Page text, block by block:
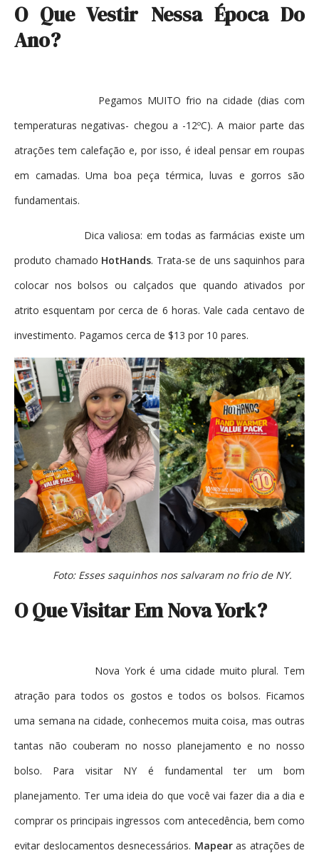
O Que Vestir Nessa Época Do
Ano?
Pegamos MUITO frio na cidade (dias com
temperaturas negativas- chegou a -12ºC). A maior parte das
atrações tem calefação e, por isso, é ideal pensar em roupas
em camadas. Uma boa peça térmica, luvas e gorros são
fundamentais.
Dica valiosa: em todas as farmácias existe um
produto chamado HotHands. Trata-se de uns saquinhos para
colocar nos bolsos ou calçados que quando ativados por
atrito esquentam por cerca de 6 horas. Vale cada centavo de
investimento. Pagamos cerca de $13 por 10 pares.
Foto: Esses saquinhos nos salvaram no frio de NY.
O Que Visitar Em Nova York?
Nova York é uma cidade muito plural. Tem
atração para todos os gostos e todos os bolsos. Ficamos
uma semana na cidade, conhecemos muita coisa, mas outras
tantas não couberam no nosso planejamento e no nosso
bolso. Para visitar NY é fundamental ter um bom
planejamento. Ter uma ideia do que você vai fazer dia a dia e
comprar os principais ingressos com antecedência, bem como
evitar deslocamentos desnecessários. Mapearas atrações de